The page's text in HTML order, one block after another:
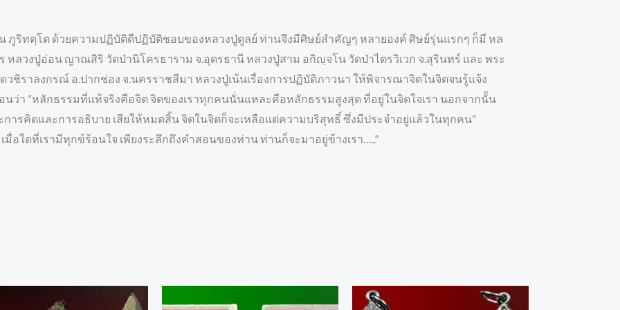
ภูริทตฺโต ด้วยความปฏิบัติดีปฏิบัติชอบของหลวงปู่ดูลย์ ท่านจึงมีศิษย์สำคัญๆ หลายองค์ ศิษย์รุ่นแรกๆ ก็มี หล
หลวงปู่อ่อน ญาณสิริ วัดป่านิโครธาราม จ.อุดรธานี หลวงปู่สาม อกิญฺจโน วัดป่าไตรวิเวก จ.สุรินทร์ และ พระ
ชิราลงกรณ์ อ.ปากช่อง จ.นครราชสีมา หลวงปู่เน้นเรื่องการปฏิบัติภาวนา ให้พิจารณาจิตในจิตจนรู้แจ้ง
ว่า “หลักธรรมที่แท้จริงคือจิต จิตของเราทุกคนนั่นแหละคือหลักธรรมสูงสุด ที่อยู่ในจิตใจเรา นอกจากนั้น
ารคิดและการอธิบาย เสียให้หมดสิ้น จิตในจิตก็จะเหลือแต่ความบริสุทธิ์ ซึ่งมีประจำอยู่แล้วในทุกคน”
มื่อใดที่เรามีทุกข์ร้อนใจ เพียงระลึกถึงคำสอนของท่าน ท่านก็จะมาอยู่ข้างเรา…..”